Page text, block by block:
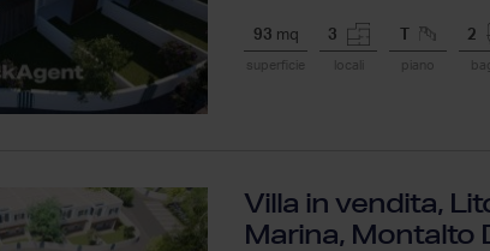
93 mq
superficie
3
locali piano
2
Villa in vendita,
Marina, Montalto